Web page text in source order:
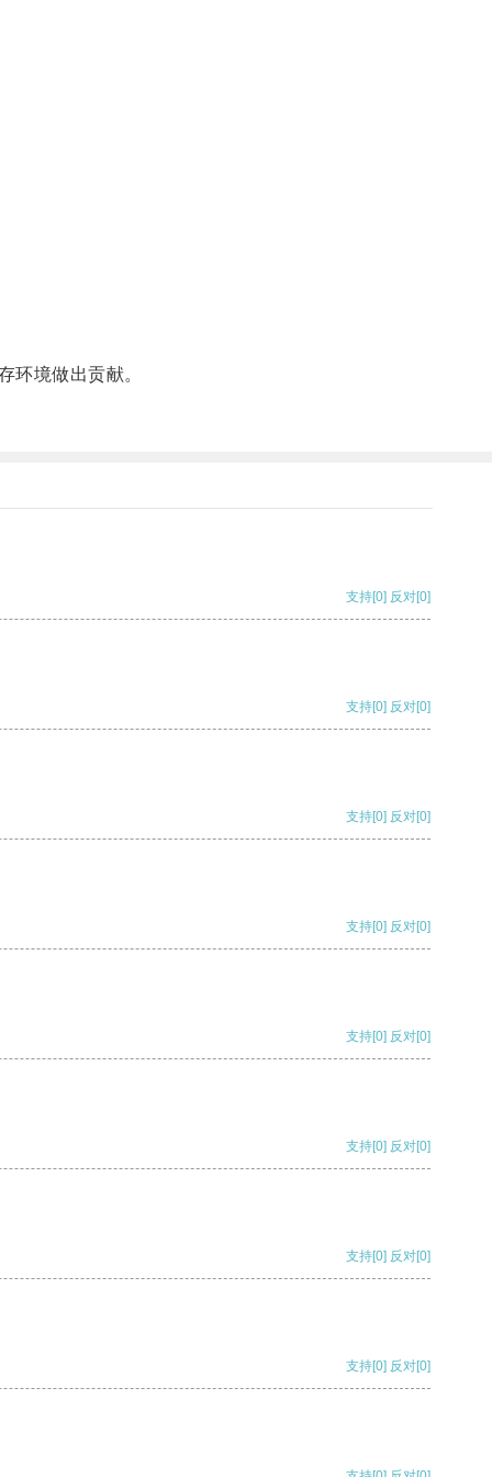
境做出贡献。
支持[0] 反对[0]
支持[0] 反对[0]
支持[0] 反对[0]
支持[0] 反对[0]
支持[0] 反对[0]
支持[0] 反对[0]
支持[0] 反对[0]
支持[0] 反对[0]